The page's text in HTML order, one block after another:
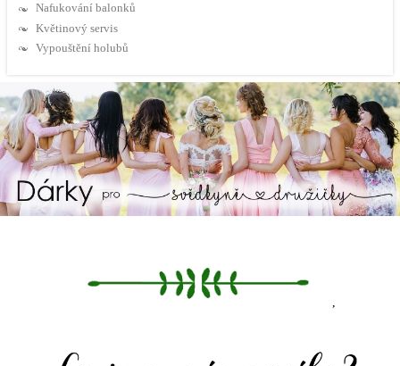
Nafukování balonků
Květinový servis
Vypouštění holubů